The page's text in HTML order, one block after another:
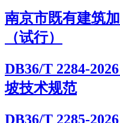
南京市既有建筑
（试行）
DB36/T 2284-
坡技术规范
DB36/T 2285-